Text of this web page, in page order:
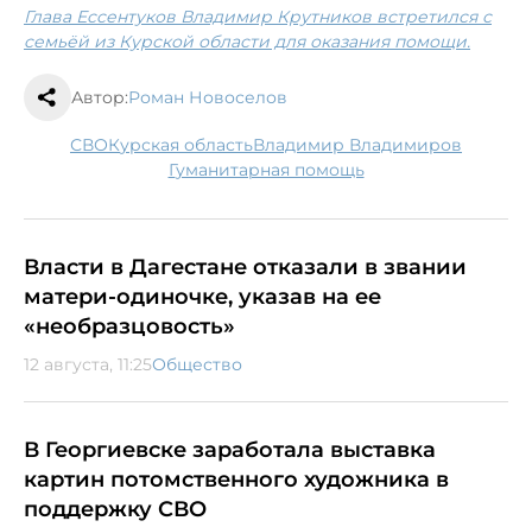
Глава Ессентуков Владимир Крутников встретился с
семьёй из Курской области для оказания помощи.
Автор:Роман Новоселов
СВО Курская область Владимир Владимиров
гуманитарная помощь
Власти в Дагестане отказали в звании
матери-одиночке, указав на ее
«необразцовость»
12 августа, 11:25Общество
В Георгиевске заработала выставка
картин потомственного художника в
поддержку СВО